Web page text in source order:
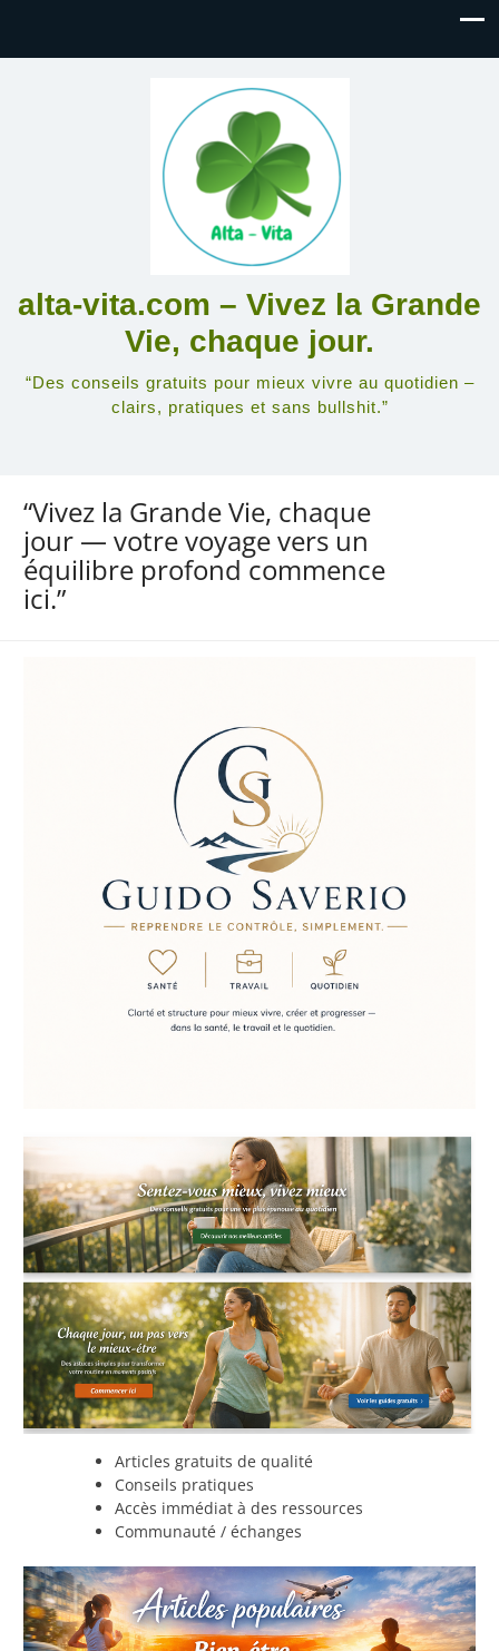
alta-vita.com – Vivez la Grande
Vie, chaque jour.
“Des conseils gratuits pour mieux vivre au quotidien –
clairs, pratiques et sans bullshit.”
“Vivez la Grande Vie, chaque
jour — votre voyage vers un
équilibre profond commence
ici.”
Articles gratuits de qualité
Conseils pratiques
Accès immédiat à des ressources
Communauté / échanges